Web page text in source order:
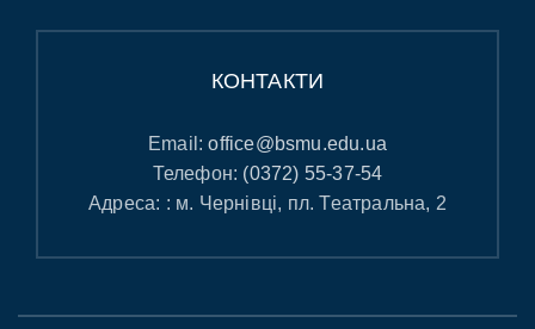
КОНТАКТИ
Email:office@bsmu.edu.ua
Телефон: (0372) 55-37-54
Адреса: : м. Чернівці, пл. Театральна, 2